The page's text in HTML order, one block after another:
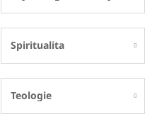
Spiritualita
Teologie